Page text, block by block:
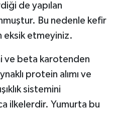
de yapılan
Bu nedenle kefir
eksik etmeyiniz.
ve beta karotenden
protein alımı ve
sistemini
ilkelerdir. Yumurta bu